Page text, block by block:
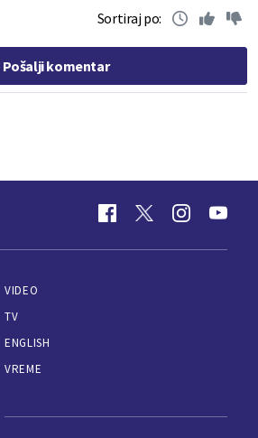
Sortiraj po:
Pošalji komentar
VIDEO
TV
ENGLISH
VREME